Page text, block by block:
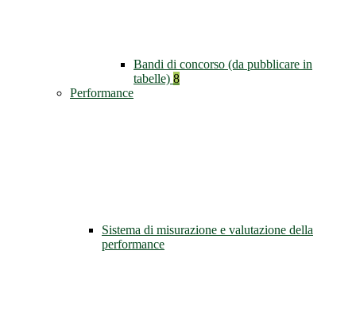
Bandi di concorso (da pubblicare in
tabelle) 8
Performance
Sistema di misurazione e valutazione della
performance